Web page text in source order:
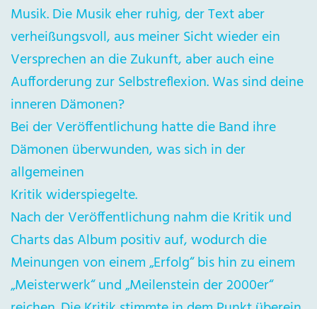
Musik. Die Musik eher ruhig, der Text aber
verheißungsvoll, aus meiner Sicht wieder ein
Versprechen an die Zukunft, aber auch eine
Aufforderung zur Selbstreflexion. Was sind deine
inneren Dämonen?
Bei der Veröffentlichung hatte die Band ihre
Dämonen überwunden, was sich in der
allgemeinen
Kritik widerspiegelte.
Nach der Veröffentlichung nahm die Kritik und
Charts das Album positiv auf, wodurch die
Meinungen von einem „Erfolg“ bis hin zu einem
„Meisterwerk“ und „Meilenstein der 2000er“